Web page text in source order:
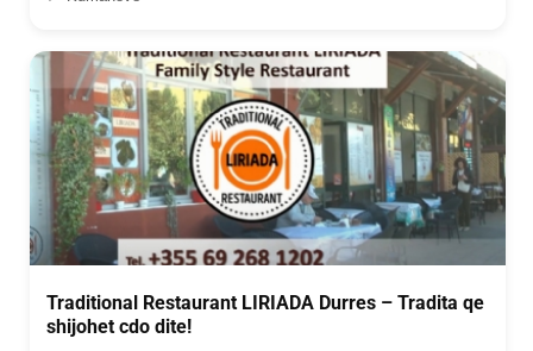
Traditional Restaurant LIRIADA Durres – Tradita qe
shijohet cdo dite!